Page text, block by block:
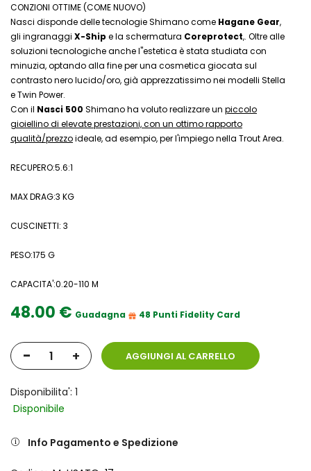
CONZIONI OTTIME (COME NUOVO)
Nasci disponde delle tecnologie Shimano come Hagane Gear,
gli ingranaggi X-Ship e la schermatura Coreprotect,. Oltre alle
soluzioni tecnologiche anche l''estetica è stata studiata con
minuzia, optando alla fine per una cosmetica giocata sul
contrasto nero lucido/oro, già apprezzatissimo nei modelli Stella
e Twin Power.
Con il Nasci 500 Shimano ha voluto realizzare un piccolo
gioiellino di elevate prestazioni, con un ottimo rapporto
qualità/prezzoideale, ad esempio, per l'impiego nella Trout Area.
RECUPERO:5.6:1
MAX DRAG:3 KG
CUSCINETTI: 3
PESO:175 G
CAPACITA':0.20-110 M
48.00 € Guadagna 48 Punti Fidelity Card
- + AGGIUNGI AL CARRELLO
Disponibilita': 1
Disponibile
Info Pagamento e Spedizione